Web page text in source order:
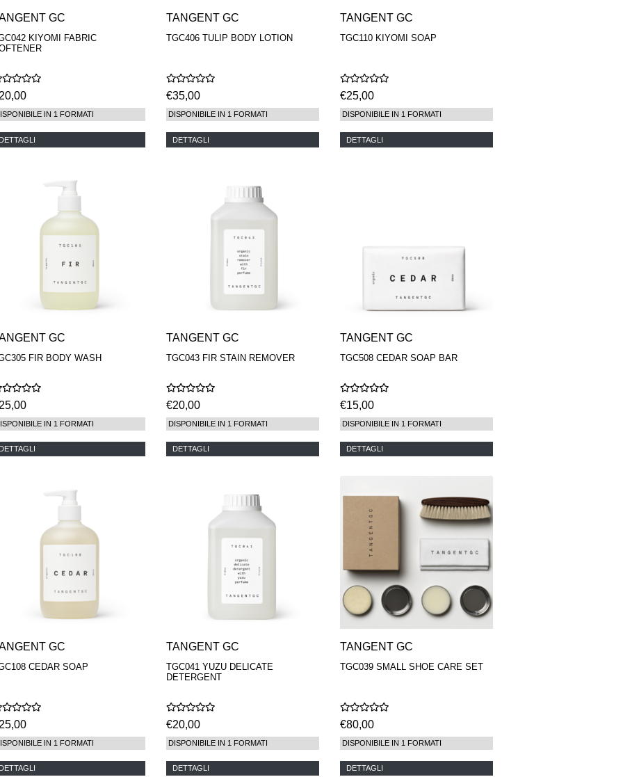
GC
KIYOMI FABRIC
IN 1 FORMATI
DETTAGLI
TANGENT GC
TGC406 TULIP BODY LOTION
€35,00
DISPONIBILE IN 1 FORMATI
DETTAGLI
TANGENT GC
TGC110 KIYOMI SOAP
€25,00
DISPONIBILE IN 1 FORMATI
DETTAGLI
GC
FIR BODY WASH
IN 1 FORMATI
DETTAGLI
TANGENT GC
TGC043 FIR STAIN REMOVER
€20,00
DISPONIBILE IN 1 FORMATI
DETTAGLI
TANGENT GC
TGC508 CEDAR SOAP BAR
€15,00
DISPONIBILE IN 1 FORMATI
DETTAGLI
GC
CEDAR SOAP
IN 1 FORMATI
DETTAGLI
TANGENT GC
TGC041 YUZU DELICATE
DETERGENT
€20,00
DISPONIBILE IN 1 FORMATI
DETTAGLI
TANGENT GC
TGC039 SMALL SHOE CARE SET
€80,00
DISPONIBILE IN 1 FORMATI
DETTAGLI